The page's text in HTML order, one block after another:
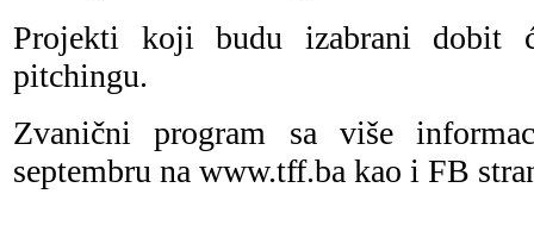
Projekti koji budu izabrani dobit
pitchingu.
Zvanični program sa više
septembru na www.tff.ba kao i FB